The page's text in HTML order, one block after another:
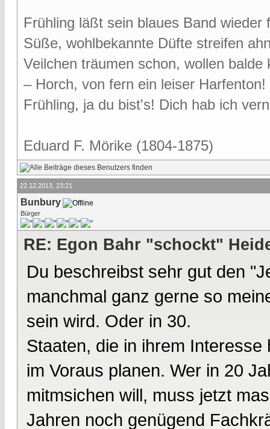
Frühling läßt sein blaues Band wieder
Süße, wohlbekannte Düfte streifen
Veilchen träumen schon, wollen balde
– Horch, von fern ein leiser Harfenton!
Frühling, ja du bist's! Dich hab ich
Eduard F. Mörike (1804-1875)
22.12.2013, 23:21
Bunbury
Bürger
RE: Egon Bahr "schockt"
Du beschreibst sehr gut den
manchmal ganz gerne so
sein wird. Oder in 30.
Staaten, die in ihrem
im Voraus planen. Wer in 20
mitmsichen will, muss jetzt
Jahren noch genügend